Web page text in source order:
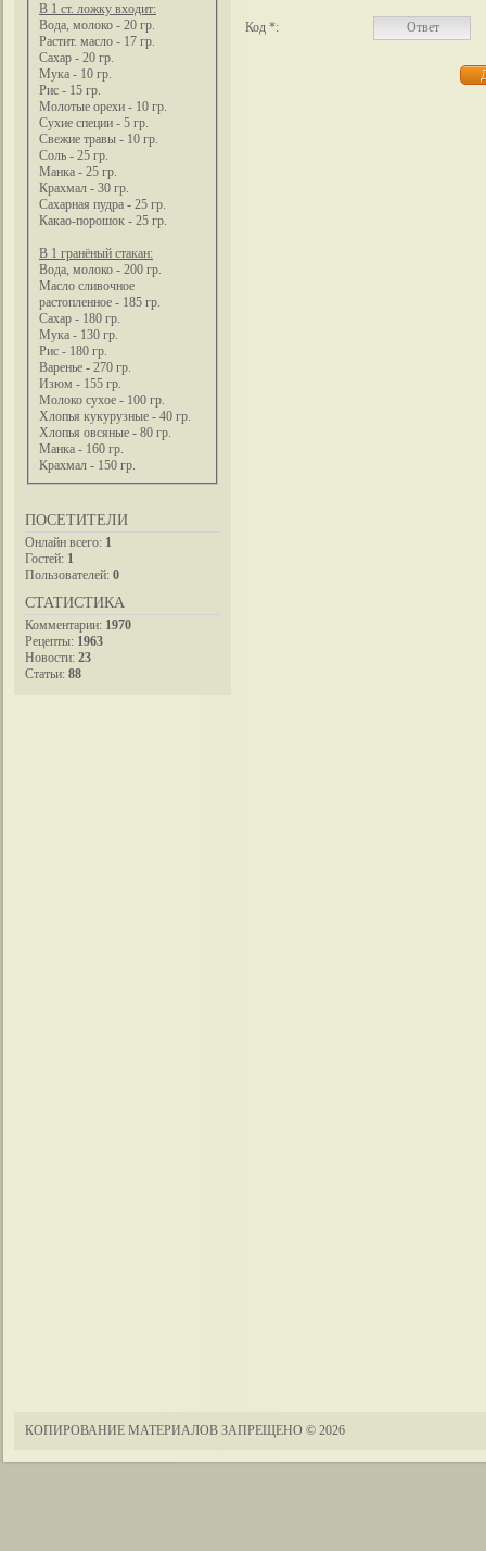
В 1 ст. ложку входит:
Вода, молоко - 20 гр.
Растит. масло - 17 гр.
Сахар - 20 гр.
Мука - 10 гр.
Рис - 15 гр.
Молотые орехи - 10 гр.
Сухие специи - 5 гр.
Свежие травы - 10 гр.
Соль - 25 гр.
Манка - 25 гр.
Крахмал - 30 гр.
Сахарная пудра - 25 гр.
Какао-порошок - 25 гр.
В 1 гранёный стакан:
Вода, молоко - 200 гр.
Масло сливочное
растопленное - 185 гр.
Сахар - 180 гр.
Мука - 130 гр.
Рис - 180 гр.
Варенье - 270 гр.
Изюм - 155 гр.
Молоко сухое - 100 гр.
Хлопья кукурузные - 40 гр.
Хлопья овсяные - 80 гр.
Манка - 160 гр.
Крахмал - 150 гр.
ПОСЕТИТЕЛИ
Онлайн всего: 1
Гостей: 1
Пользователей: 0
СТАТИСТИКА
Комментарии: 1970
Рецепты: 1963
Новости: 23
Статьи: 88
Код *:
КОПИРОВАНИЕ МАТЕРИАЛОВ ЗАПРЕЩЕНО © 2026